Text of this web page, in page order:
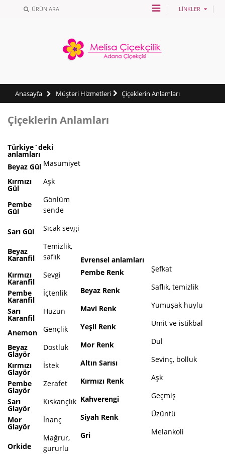
ÜRÜN ARA LINKLER
Anasayfa Müşteri Hizmetleri Çiçeklerin Anlamları
Çiçeklerin Anlamları
Türkiye`deki
anlamları
Beyaz Gül Masumiyet
Kırmızı
Gül
Aşk
Pembe
Gül
Gönlüm
sende
Sarı Gül Sıcak sevgi
Beyaz
Karanfil
Temizlik,
saflık
Kırmızı
Karanfil
Sevgi
Pembe
Karanfil
İçtenlik
Sarı
Karanfil
Hüzün
Anemon
Gençlik
Beyaz
Glayör
Dostluk
Kırmızı
Glayör
İstek
Pembe
Glayör
Zerafet
Sarı
Glayör
Kıskançlık
Mor
Glayör
İnanç
Orkide
Mağrur,
gururlu
Evrensel anlamları
Pembe Renk
Şefkat
Beyaz Renk Saflık, temizlik
Mavi Renk Yumuşak huylu
Yeşil Renk Ümit ve istikbal
Mor Renk Dul
Altın Sarısı Sevinç, bolluk
Kırmızı Renk Aşk
Kahverengi Geçmiş
Siyah Renk Üzüntü
Gri Melankoli